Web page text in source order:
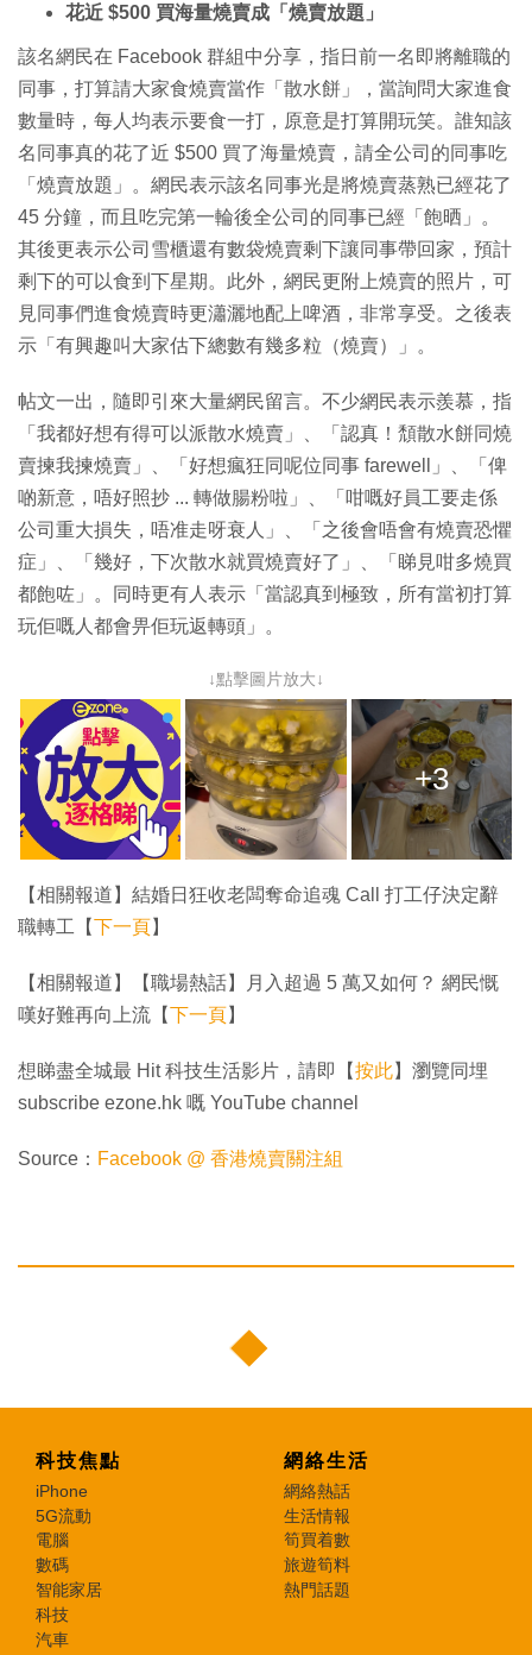
花近 $500 買海量燒賣成「燒賣放題」
該名網民在 Facebook 群組中分享，指日前一名即將離職的
同事，打算請大家食燒賣當作「散水餅」，當詢問大家進食
數量時，每人均表示要食一打，原意是打算開玩笑。誰知該
名同事真的花了近 $500 買了海量燒賣，請全公司的同事吃
「燒賣放題」。網民表示該名同事光是將燒賣蒸熟已經花了
45 分鐘，而且吃完第一輪後全公司的同事已經「飽晒」。
其後更表示公司雪櫃還有數袋燒賣剩下讓同事帶回家，預計
剩下的可以食到下星期。此外，網民更附上燒賣的照片，可
見同事們進食燒賣時更瀟灑地配上啤酒，非常享受。之後表
示「有興趣叫大家估下總數有幾多粒（燒賣）」。
帖文一出，隨即引來大量網民留言。不少網民表示羨慕，指
「我都好想有得可以派散水燒賣」、「認真！頹散水餅同燒
賣揀我揀燒賣」、「好想瘋狂同呢位同事 farewell」、「俾
啲新意，唔好照抄 ... 轉做腸粉啦」、「咁嘅好員工要走係
公司重大損失，唔准走呀衰人」、「之後會唔會有燒賣恐懼
症」、「幾好，下次散水就買燒賣好了」、「睇見咁多燒買
都飽咗」。同時更有人表示「當認真到極致，所有當初打算
玩佢嘅人都會畀佢玩返轉頭」。
↓點擊圖片放大↓
+3
【相關報道】結婚日狂收老闆奪命追魂 Call 打工仔決定辭
職轉工【下一頁】
【相關報道】【職場熱話】月入超過 5 萬又如何？ 網民慨
嘆好難再向上流【下一頁】
想睇盡全城最 Hit 科技生活影片，請即【按此】瀏覽同埋
subscribe ezone.hk 嘅 YouTube channel
Source： Facebook @ 香港燒賣關注組
科技焦點
iPhone
5G流動
電腦
數碼
智能家居
科技
汽車
網絡生活
網絡熱話
生活情報
筍買着數
旅遊筍料
熱門話題